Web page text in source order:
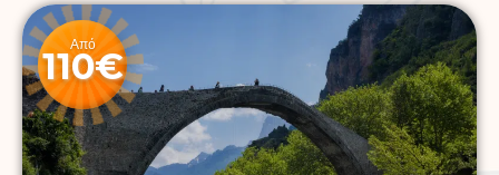
Από
110€